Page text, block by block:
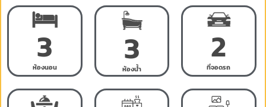
3
ห้องนอน 3
ห้องน้ำ
2
ที่จอดรถ